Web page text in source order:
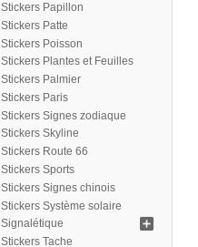
Stickers Papillon
Stickers Patte
Stickers Poisson
Stickers Plantes et Feuilles
Stickers Palmier
Stickers Paris
Stickers Signes zodiaque
Stickers Skyline
Stickers Route 66
Stickers Sports
Stickers Signes chinois
Stickers Système solaire
Signalétique
Stickers Tache